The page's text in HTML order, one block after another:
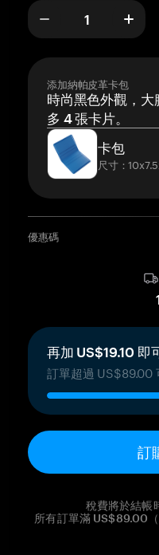
添加納帕皮革卡包
時尚黑色外觀，大
多 4 張卡片。
卡包
尺寸：
優惠碼
再加 US$19.10 即
訂單超過 US$89.00
訂
稅費將於結帳
所有訂單滿 US$89.00